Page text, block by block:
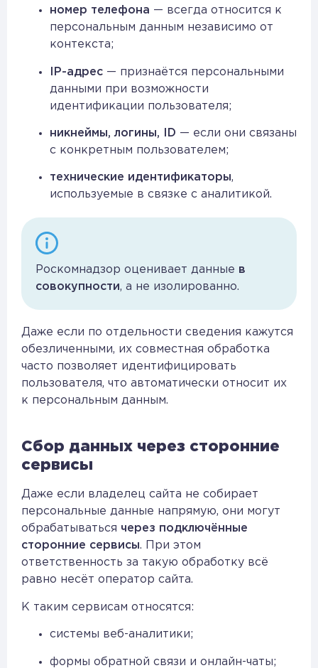
номер телефона — всегда относится к
персональным данным независимо от
контекста;
IP-адрес — признаётся персональными
данными при возможности
идентификации пользователя;
никнеймы, логины, ID — если они связаны
с конкретным пользователем;
технические идентификаторы,
используемые в связке с аналитикой.
Роскомнадзор оценивает данные в
совокупности, а не изолированно.
Даже если по отдельности сведения кажутся
обезличенными, их совместная обработка
часто позволяет идентифицировать
пользователя, что автоматически относит их
к персональным данным.
Сбор данных через сторонние
сервисы
Даже если владелец сайта не собирает
персональные данные напрямую, они могут
обрабатываться через подключённые
сторонние сервисы. При этом
ответственность за такую обработку всё
равно несёт оператор сайта.
К таким сервисам относятся:
системы веб-аналитики;
формы обратной связи и онлайн-чаты;